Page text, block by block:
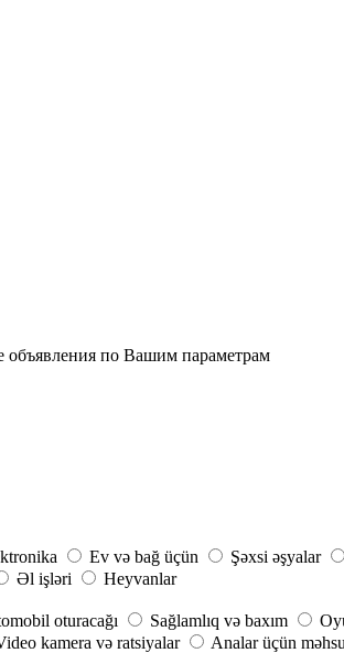
объявления по Вашим параметрам
Ev və bağ üçün Şəxsi əşyalar
Əl işləri
Heyvanlar
oturacağı Sağlamlıq və baxım
kamera və ratsiyalar Analar üçün